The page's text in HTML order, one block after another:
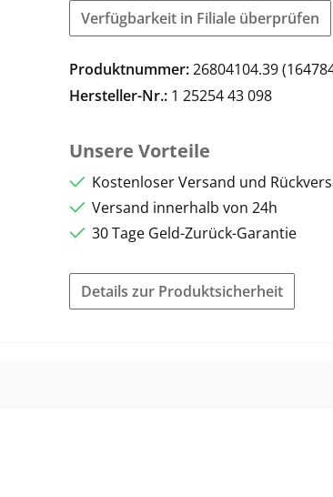
Verfügbarkeit in Filiale überprüfen
Produktnummer:26804104.39
Hersteller-Nr.: 1 25254 43 098
Unsere Vorteile
Kostenloser Versand und
Versand innerhalb von 24h
30 Tage Geld-Zurück-Garantie
Details zur Produktsicherheit